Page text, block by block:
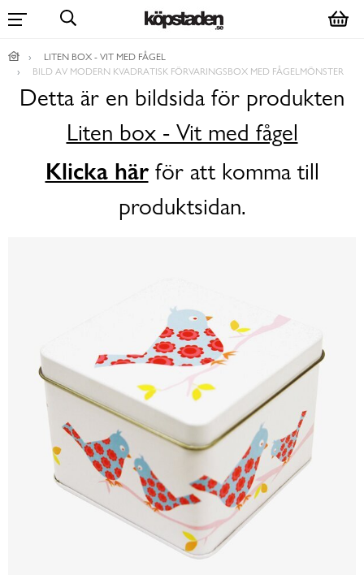
LITEN BOX - VIT MED FÅGEL
BILD AV MODERN KVADRATISK FÖRVARINGSBOX MED FÅGELMÖNSTER
Detta är en bildsida för produkten
Liten box - Vit med fågel
Klicka härför att komma till
produktsidan.